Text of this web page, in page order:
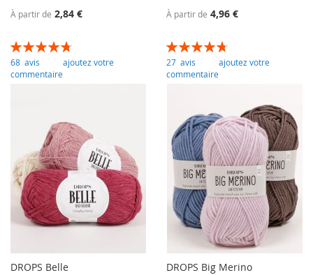
À partir de 2,84 €
Évaluation:
95
% of100
68 avis
ajoutez votre
commentaire
À partir de 4,96 €
Évaluation:
95
% of100
27 avis
ajoutez votre
commentaire
DROPS Belle DROPS Big Merino